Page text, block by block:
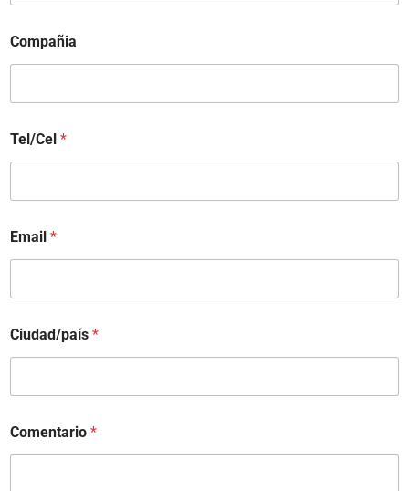
Compañia
Tel/Cel *
Email *
Ciudad/país *
Comentario *